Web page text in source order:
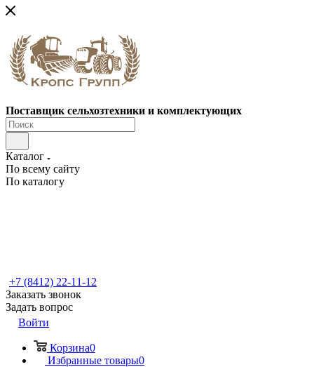
Поставщик сельхозтехники и комплектующих
Каталог
По всему сайту
По каталогу
+7 (8412) 22-11-12
Заказать звонок
Задать вопрос
Войти
Корзина0
Избранные товары0